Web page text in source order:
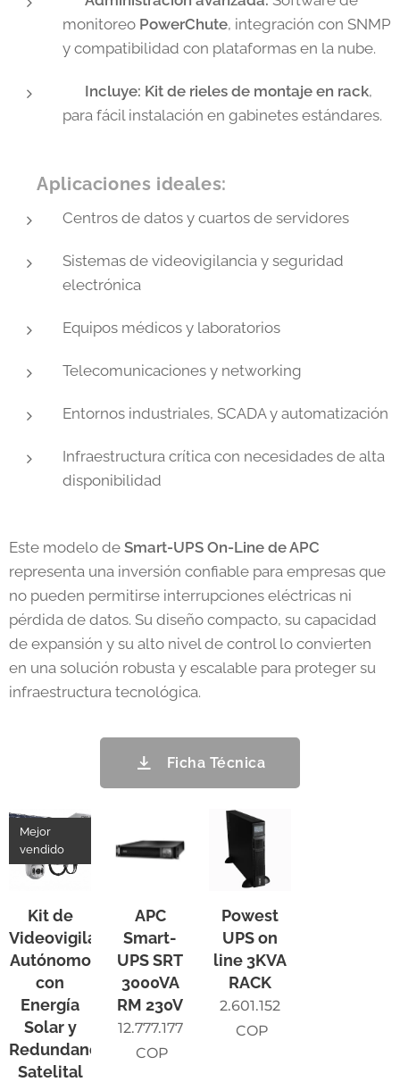
monitoreo PowerChute, integración con SNMP
y compatibilidad con plataformas en la nube.
Incluye: Kit de rieles de montaje en rack,
para fácil instalación en gabinetes estándares.
🛡️Aplicaciones ideales:
Centros de datos y cuartos de servidores
Sistemas de videovigilancia y seguridad
electrónica
Equipos médicos y laboratorios
Telecomunicaciones y networking
Entornos industriales, SCADA y automatización
Infraestructura crítica con necesidades de alta
disponibilidad
Este modelo de Smart-UPS On-Line de APC
representa una inversión confiable para empresas que
no pueden permitirse interrupciones eléctricas ni
pérdida de datos. Su diseño compacto, su capacidad
de expansión y su alto nivel de control lo convierten
en una solución robusta y escalable para proteger su
infraestructura tecnológica.
Ficha Técnica
Kit de
Videovigilancia
Autónomo
con
Energía
Solar y
Redundancia
Satelital
Mejor
vendido
APC
Smart-
UPS SRT
3000VA
RM 230V
12.777.177
COP
Powest
UPS on
line 3KVA
RACK
2.601.152
COP